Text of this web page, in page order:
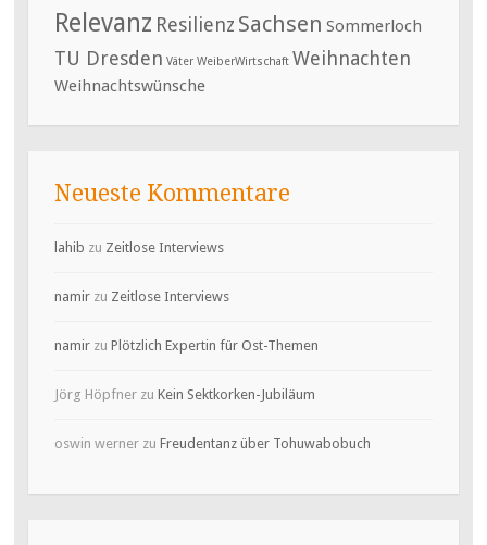
Relevanz Resilienz Sachsen Sommerloch
TU Dresden Väter WeiberWirtschaft Weihnachten
Weihnachtswünsche
Neueste Kommentare
lahib zu Zeitlose Interviews
namirzu Zeitlose Interviews
namirzu Plötzlich Expertin für Ost-Themen
Jörg Höpfnerzu Kein Sektkorken-Jubiläum
oswin wernerzu Freudentanz über Tohuwabobuch